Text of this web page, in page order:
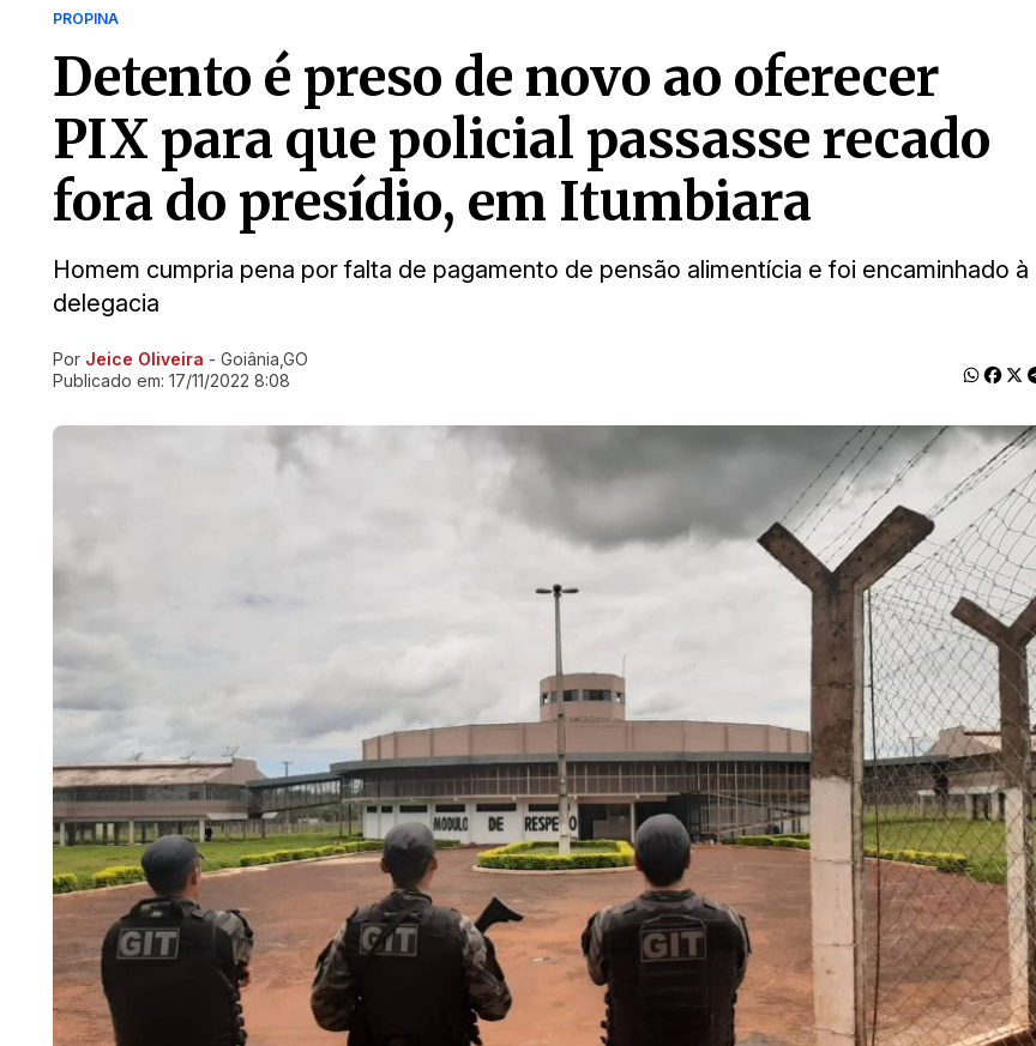
PROPINA
Detento é preso de novo ao oferecer
PIX para que policial passasse recado
fora do presídio, em Itumbiara
Homem cumpria pena por falta de pagamento de pensão alimentícia e foi encaminhado à
delegacia
Ir direto pra matéria
Por Jeice Oliveira - Goiânia,GO
Publicado em: 17/11/2022 8:08